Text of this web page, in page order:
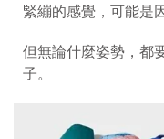
緊繃的感覺，可能是
但無論什麼姿勢，都
子。